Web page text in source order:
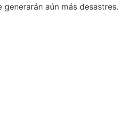
aún más desastres.